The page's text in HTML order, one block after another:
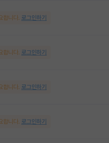
합니다. 로그인하기
합니다. 로그인하기
합니다. 로그인하기
합니다. 로그인하기